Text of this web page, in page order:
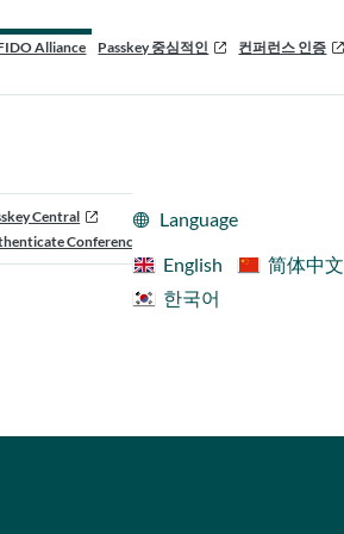
Alliance Passkey 중심적인 컨퍼런스 인증
Central
Conference
Language
English
简体中文
한국어